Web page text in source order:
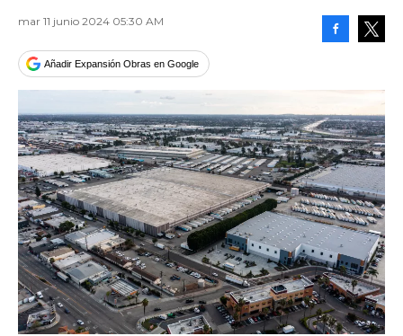
mar 11 junio 2024 05:30 AM
Añadir Expansión Obras en Google